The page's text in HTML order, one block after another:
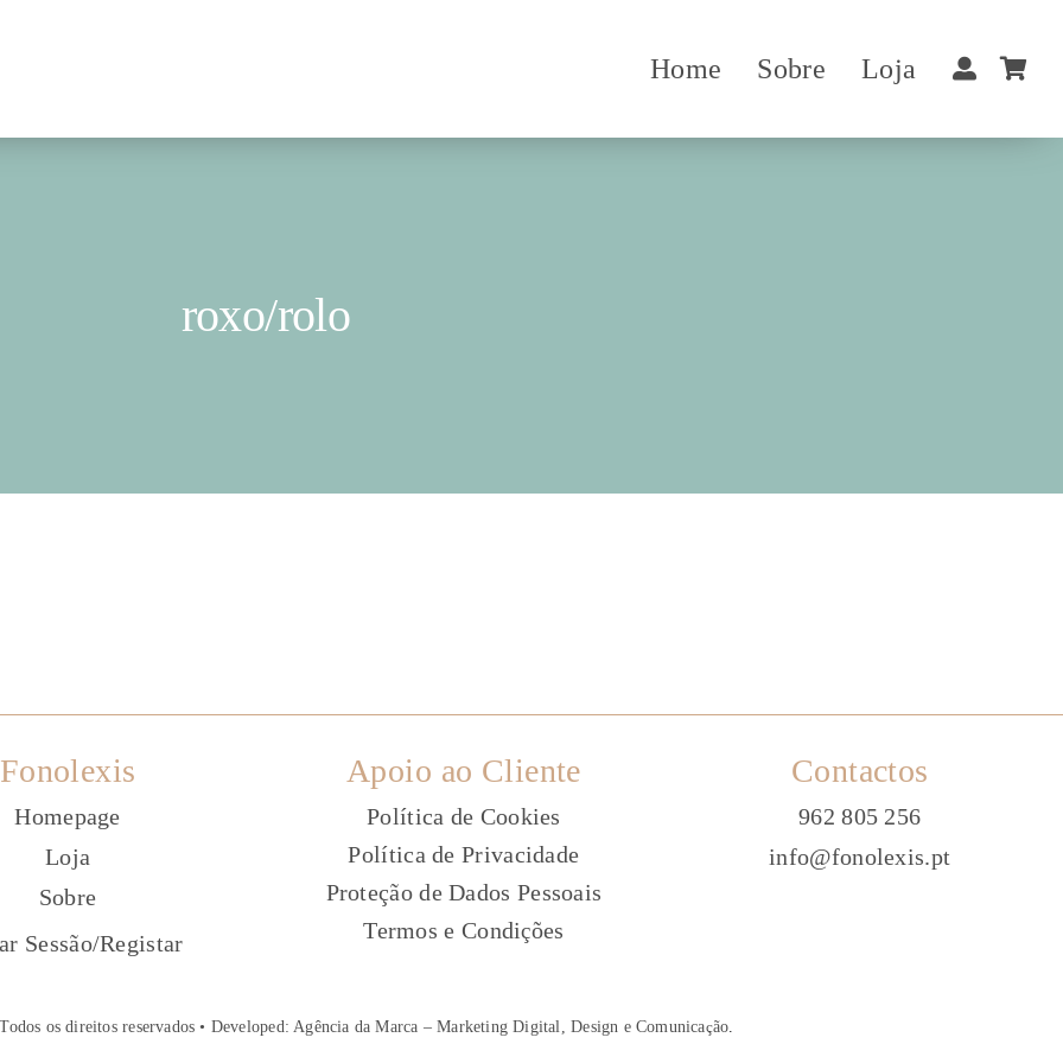
Home Sobre Loja
roxo/rolo
Fonolexis
Homepage
Loja
Sobre
Sessão/Registar
Apoio ao Cliente
Política de Cookies
Política de Privacidade
Proteção de Dados Pessoais
Termos e Condições
Contactos
962 805 256
info@fonolexis.pt
os direitos reservados • Developed:Agência da Marca – Marketing Digital, Design e Comunicação.